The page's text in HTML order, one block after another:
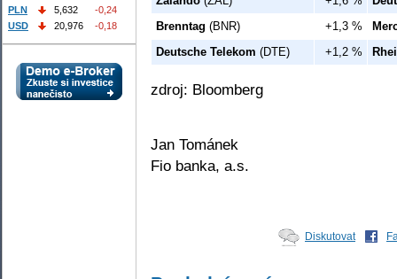
Brenntag (BNR) +1,3 %
Deutsche Telekom (DTE) +1,2 %
zdroj: Bloomberg
Jan Tománek
Fio banka, a.s.
Diskutovat
PLN
5,632
-0,24
USD
20,976 -0,18